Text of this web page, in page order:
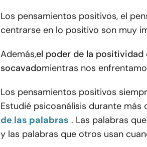
Los pensamientos positivos, el
centrarse en lo positivo son muy
Además,el poder de la
socavadomientras nos
Los pensamientos positivos
Estudié psicoanálisis durante
de las palabras . Las palabras
y las palabras que otros usan